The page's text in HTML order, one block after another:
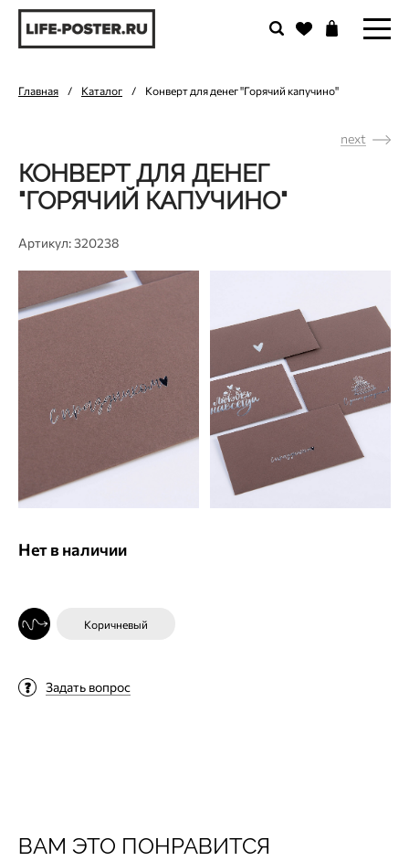
Главная / Каталог / Конверт для денег "Горячий капучино"
next
КОНВЕРТ ДЛЯ ДЕНЕГ
"ГОРЯЧИЙ КАПУЧИНО"
Артикул: 320238
Нет в наличии
Коричневый
Задать вопрос
ВАМ ЭТО ПОНРАВИТСЯ